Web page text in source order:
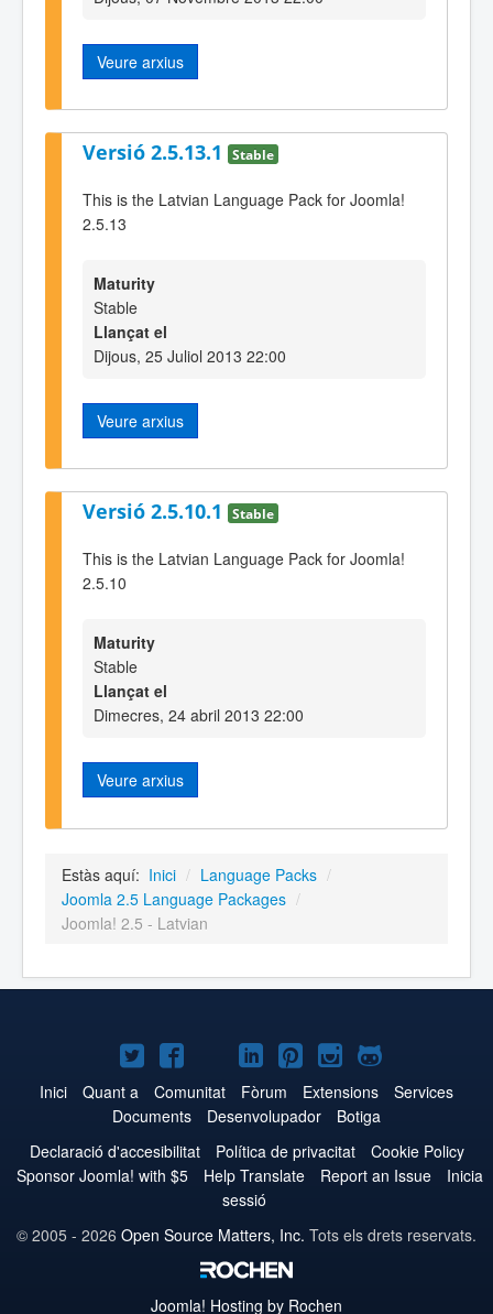
Veure arxius
Versió 2.5.13.1 Stable
This is the Latvian Language Pack for Joomla!
2.5.13
Maturity
Stable
Llançat el
Dijous, 25 Juliol 2013 22:00
Veure arxius
Versió 2.5.10.1 Stable
This is the Latvian Language Pack for Joomla!
2.5.10
Maturity
Stable
Llançat el
Dimecres, 24 abril 2013 22:00
Veure arxius
Estàs aquí: Inici / Language Packs /
Joomla 2.5 Language Packages /
Joomla! 2.5 - Latvian
Joomla!
a
Twitter
Joomla!
a
Facebook
Joomla!
a
YouTube
Joomla!
a
LinkedIn
Joomla!
a
Pinterest
Joomla!
a
Instagram
Joomla!
a
GitHub
Inici Quant a Comunitat Fòrum Extensions
Services
Documents
Desenvolupador
Botiga
Declaració d'accesibilitat
Política de privacitat
Cookie Policy
Sponsor Joomla! with $5
Help Translate Report an Issue
Inicia
sessió
© 2005 - 2026 Open Source Matters, Inc. Tots els drets reservats.
Joomla! Hosting by Rochen